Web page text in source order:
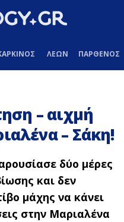
ΛΕΩΝ ΠΑΡΘΕΝΟΣ
– αιχμή
– Σάκη!
δύο μέρες
και δεν
μάχης να κάνει
στην Μαριαλένα